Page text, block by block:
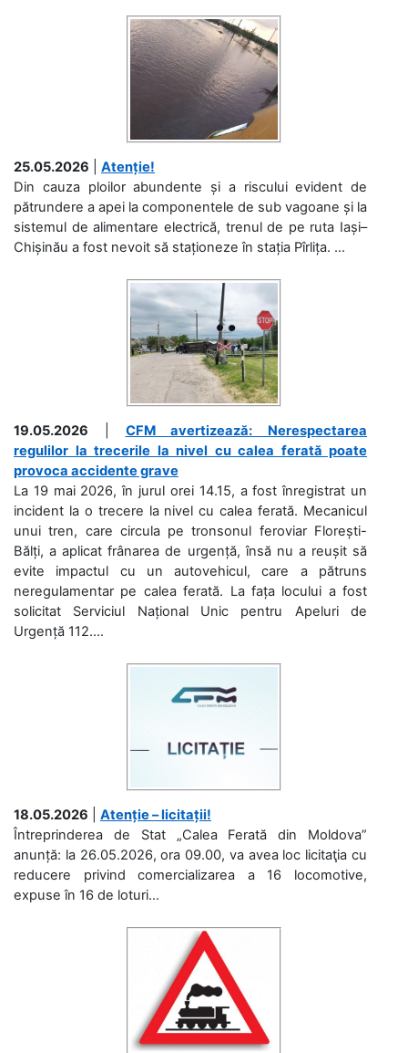
25.05.2026
Atenție!
Din cauza ploilor abundente și a riscului evident de
pătrundere a apei la componentele de sub vagoane și la
sistemul de alimentare electrică, trenul de pe ruta Iași–
Chișinău a fost nevoit să staționeze în stația Pîrlița. ...
19.05.2026
CFM avertizează: Nerespectarea
regulilor la trecerile la nivel cu calea ferată poate
provoca accidente grave
La 19 mai 2026, în jurul orei 14.15, a fost înregistrat un
incident la o trecere la nivel cu calea ferată. Mecanicul
unui tren, care circula pe tronsonul feroviar Florești-
Bălți, a aplicat frânarea de urgență, însă nu a reușit să
evite impactul cu un autovehicul, care a pătruns
neregulamentar pe calea ferată. La fața locului a fost
solicitat Serviciul Național Unic pentru Apeluri de
Urgență 112....
18.05.2026
Atenție – licitații!
Întreprinderea de Stat „Calea Ferată din Moldova”
anunță: la 26.05.2026, ora 09.00, va avea loc licitaţia cu
reducere privind comercializarea a 16 locomotive,
expuse în 16 de loturi...